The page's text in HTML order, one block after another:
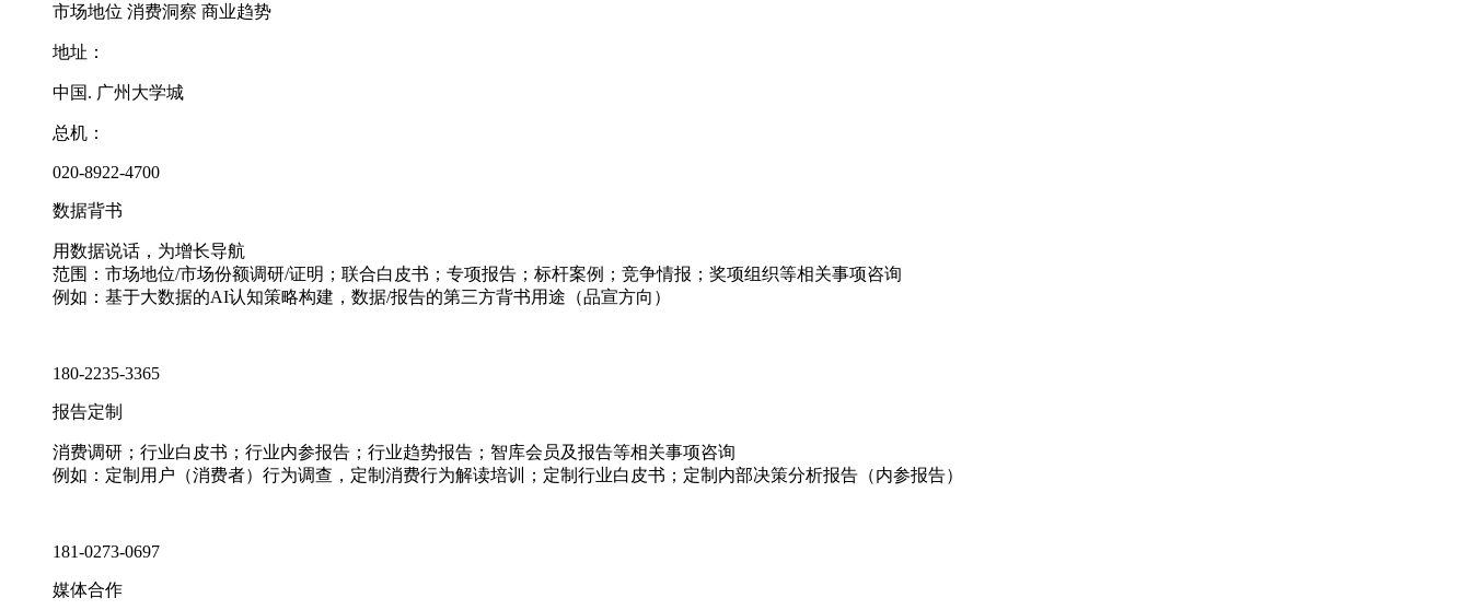
市场地位 消费洞察 商业趋势
地址：
中国. 广州大学城
总机：
020-8922-4700
数据背书
用数据说话，为增长导航
范围：市场地位/市场份额调研/证明；联合白皮书；专项报告；标杆案例；竞争情报；奖项组织等相关事项咨询
例如：基于大数据的AI认知策略构建，数据/报告的第三方背书用途（品宣方向）
180-2235-3365
报告定制
消费调研；行业白皮书；行业内参报告；行业趋势报告；智库会员及报告等相关事项咨询
例如：定制用户（消费者）行为调查，定制消费行为解读培训；定制行业白皮书；定制内部决策分析报告（内参报告）
181-0273-0697
媒体合作